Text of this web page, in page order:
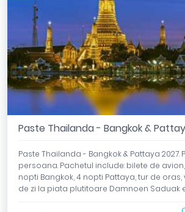
Paste Thailanda - Bangkok &
Paste Thailanda - Bangkok & Pattaya 2027.
persoana. Pachetul include: bilete de
nopti Bangkok, 4 nopti Pattaya, tur de
de zi la piata plutitoare Damnoen Saduak